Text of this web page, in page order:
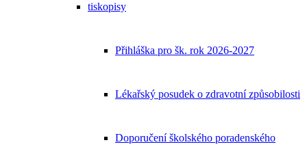
tiskopisy
Přihláška pro šk. rok 2026-2027
Lékařský posudek o zdravotní způsobilosti
Doporučení školského poradenského